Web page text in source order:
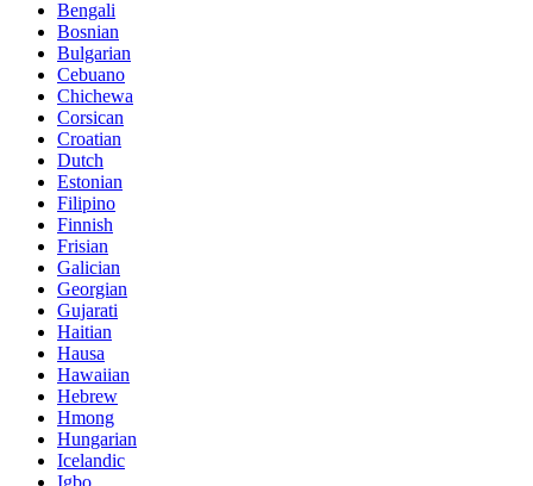
Bengali
Bosnian
Bulgarian
Cebuano
Chichewa
Corsican
Croatian
Dutch
Estonian
Filipino
Finnish
Frisian
Galician
Georgian
Gujarati
Haitian
Hausa
Hawaiian
Hebrew
Hmong
Hungarian
Icelandic
Igbo